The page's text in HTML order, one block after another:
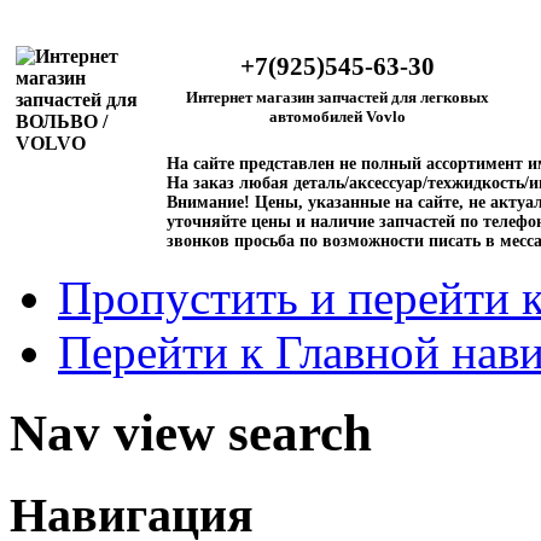
+7(925)545-63-30
Интернет магазин запчастей для легковых
автомобилей Vovlo
На сайте представлен не полный ассортимент
На заказ любая деталь/аксессуар/техжидкость/
Внимание! Цены, указанные на сайте, не
уточняйте цены и наличие запчастей по
звонков просьба по возможности писать в
Пропустить и перейти
Перейти к Главной
Nav view search
Навигация